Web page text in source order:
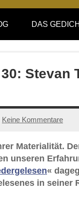
DAS
Stevan
Keine Kommentare
Materialität.
unseren
«
in